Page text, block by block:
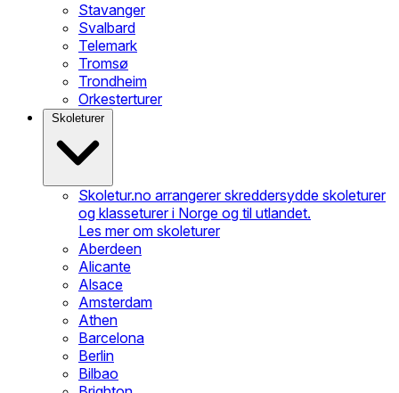
Stavanger
Svalbard
Telemark
Tromsø
Trondheim
Orkesterturer
Skoleturer
Skoletur.no arrangerer skreddersydde skoleturer
og klasseturer i Norge og til utlandet.
Les mer om skoleturer
Aberdeen
Alicante
Alsace
Amsterdam
Athen
Barcelona
Berlin
Bilbao